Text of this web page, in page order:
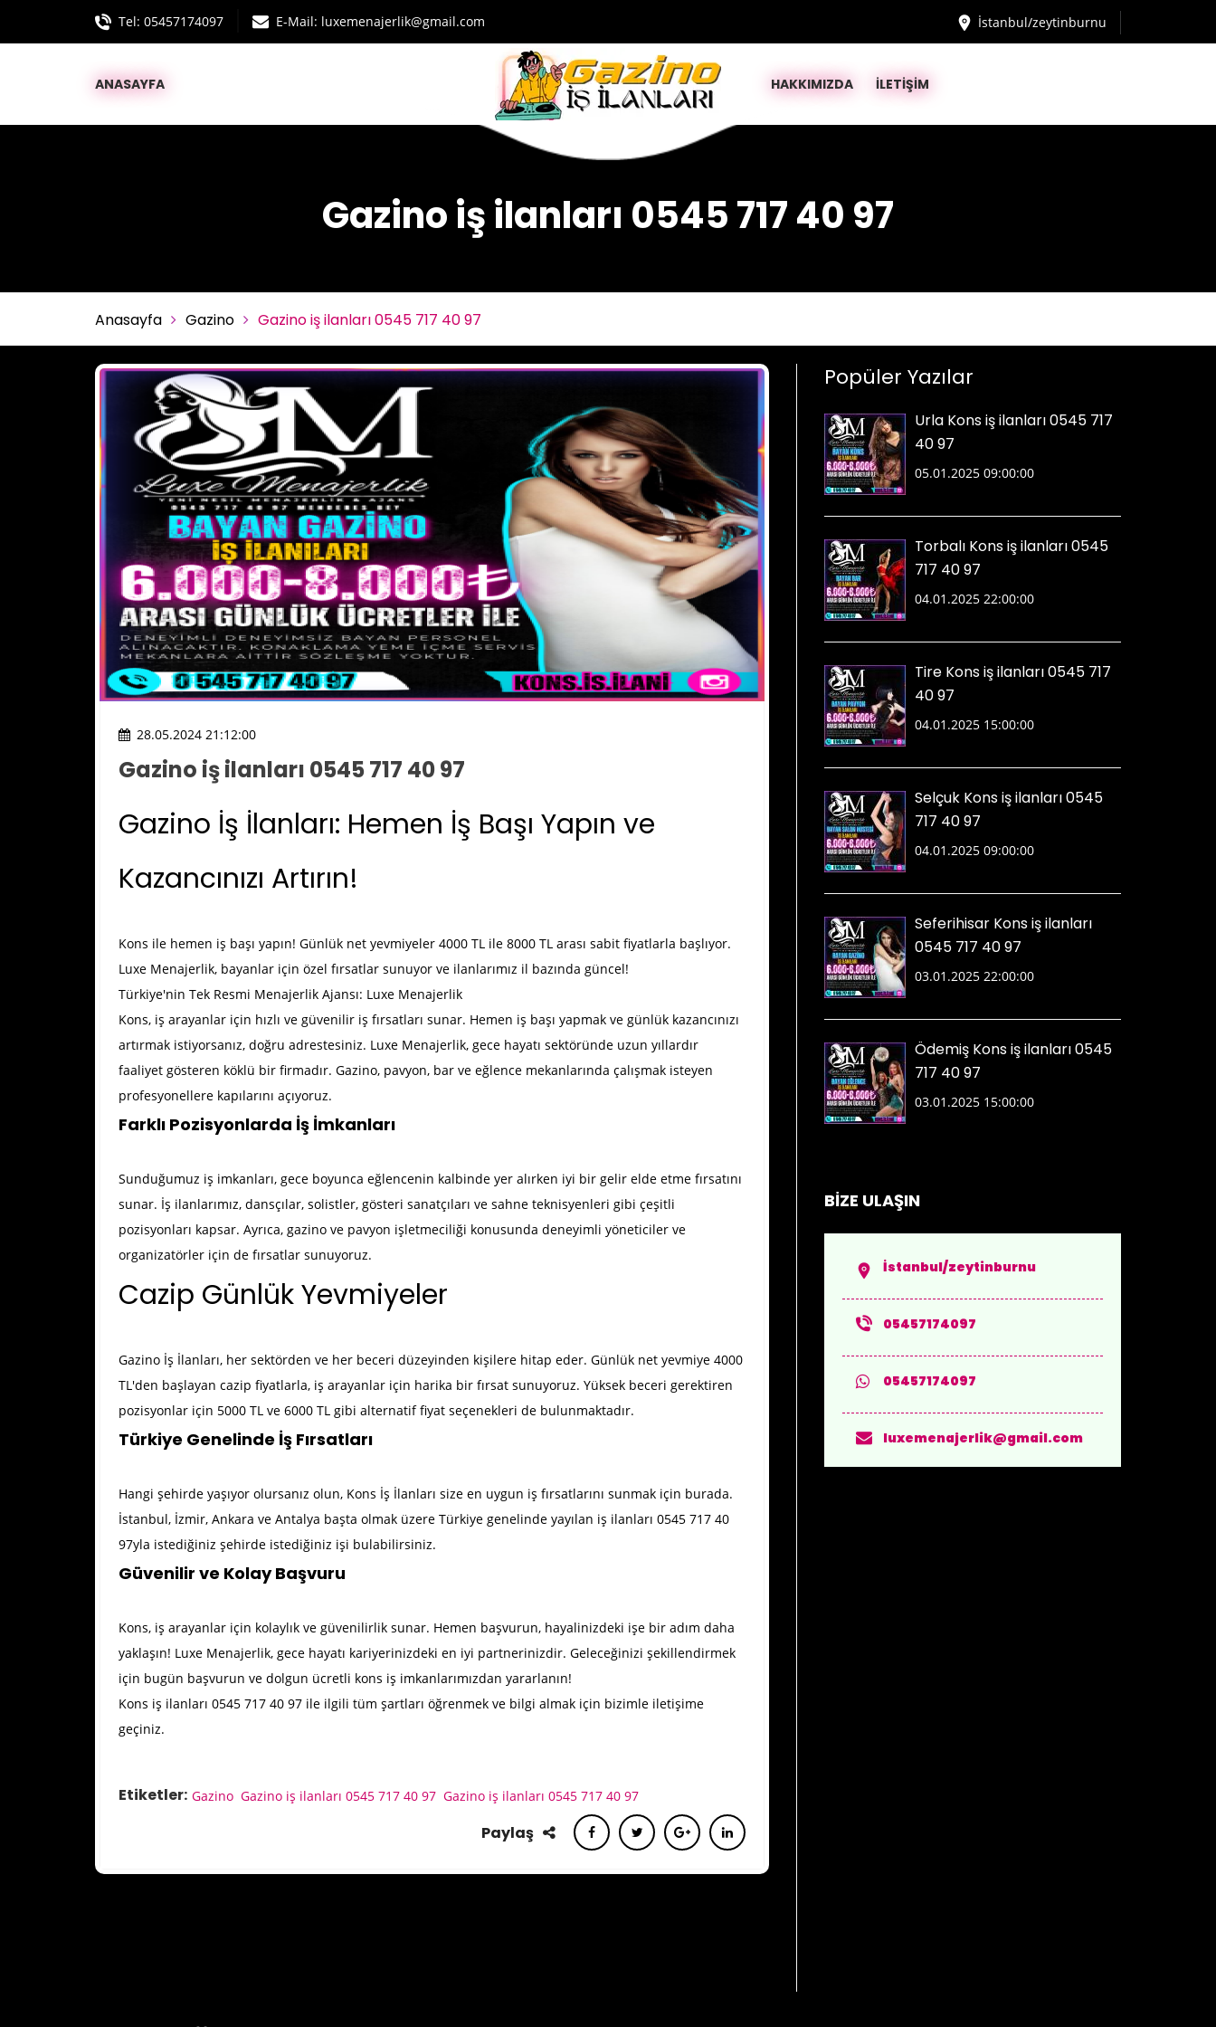
Tel: 05457174097 E-Mail: luxemenajerlik@gmail.com İstanbul/zeytinburnu
ANASAYFA HAKKIMIZDA İLETİŞİM
Gazino iş ilanları 0545 717 40 97
Anasayfa Gazino Gazino iş ilanları 0545 717 40 97
28.05.2024 21:12:00
Gazino iş ilanları 0545 717 40 97
Gazino İş İlanları: Hemen İş Başı Yapın ve
Kazancınızı Artırın!
Kons ile hemen iş başı yapın! Günlük net yevmiyeler 4000 TL ile 8000 TL arası sabit fiyatlarla başlıyor.
Luxe Menajerlik, bayanlar için özel fırsatlar sunuyor ve ilanlarımız il bazında güncel!
Türkiye'nin Tek Resmi Menajerlik Ajansı: Luxe Menajerlik
Kons, iş arayanlar için hızlı ve güvenilir iş fırsatları sunar. Hemen iş başı yapmak ve günlük kazancınızı
artırmak istiyorsanız, doğru adrestesiniz. Luxe Menajerlik, gece hayatı sektöründe uzun yıllardır
faaliyet gösteren köklü bir firmadır. Gazino, pavyon, bar ve eğlence mekanlarında çalışmak isteyen
profesyonellere kapılarını açıyoruz.
Farklı Pozisyonlarda İş İmkanları
Sunduğumuz iş imkanları, gece boyunca eğlencenin kalbinde yer alırken iyi bir gelir elde etme fırsatını
sunar. İş ilanlarımız, dansçılar, solistler, gösteri sanatçıları ve sahne teknisyenleri gibi çeşitli
pozisyonları kapsar. Ayrıca, gazino ve pavyon işletmeciliği konusunda deneyimli yöneticiler ve
organizatörler için de fırsatlar sunuyoruz.
Cazip Günlük Yevmiyeler
Gazino İş İlanları, her sektörden ve her beceri düzeyinden kişilere hitap eder. Günlük net yevmiye 4000
TL'den başlayan cazip fiyatlarla, iş arayanlar için harika bir fırsat sunuyoruz. Yüksek beceri gerektiren
pozisyonlar için 5000 TL ve 6000 TL gibi alternatif fiyat seçenekleri de bulunmaktadır.
Türkiye Genelinde İş Fırsatları
Hangi şehirde yaşıyor olursanız olun, Kons İş İlanları size en uygun iş fırsatlarını sunmak için burada.
İstanbul, İzmir, Ankara ve Antalya başta olmak üzere Türkiye genelinde yayılan iş ilanları 0545 717 40
97yla istediğiniz şehirde istediğiniz işi bulabilirsiniz.
Güvenilir ve Kolay Başvuru
Kons, iş arayanlar için kolaylık ve güvenilirlik sunar. Hemen başvurun, hayalinizdeki işe bir adım daha
yaklaşın! Luxe Menajerlik, gece hayatı kariyerinizdeki en iyi partnerinizdir. Geleceğinizi şekillendirmek
için bugün başvurun ve dolgun ücretli kons iş imkanlarımızdan yararlanın!
Kons iş ilanları 0545 717 40 97 ile ilgili tüm şartları öğrenmek ve bilgi almak için bizimle iletişime
geçiniz.
Etiketler: Gazino Gazino iş ilanları 0545 717 40 97 Gazino iş ilanları 0545 717 40 97
Paylaş
Popüler Yazılar
Urla Kons iş ilanları 0545 717
40 97
05.01.2025 09:00:00
Torbalı Kons iş ilanları 0545
717 40 97
04.01.2025 22:00:00
Tire Kons iş ilanları 0545 717
40 97
04.01.2025 15:00:00
Selçuk Kons iş ilanları 0545
717 40 97
04.01.2025 09:00:00
Seferihisar Kons iş ilanları
0545 717 40 97
03.01.2025 22:00:00
Ödemiş Kons iş ilanları 0545
717 40 97
03.01.2025 15:00:00
BİZE ULAŞIN
İstanbul/zeytinburnu
05457174097
05457174097
luxemenajerlik@gmail.com